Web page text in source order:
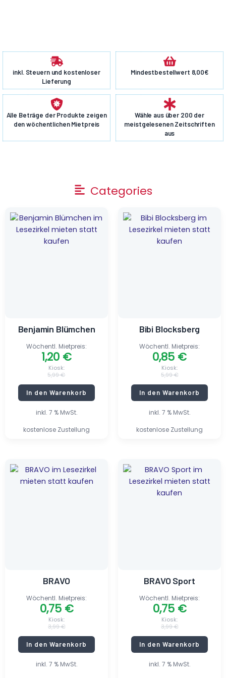
inkl. Steuern und kostenloser
Lieferung
Mindestbestellwert 8,00€
Alle Beträge der Produkte zeigen
den wöchentlichen Mietpreis
Wähle aus über 200 der
meistgelesenen Zeitschriften
aus
Main
Menu
Categories
inkl. 7 % MwSt.
kostenlose Zustellung
Benjamin Blümchen
Kiosk:
5,99€
Preis
war:
5,99 €
Wöchentl. Mietpreis:
1,20 €
Preis
ist:
1,20 €.
In den Warenkorb
inkl. 7 % MwSt.
kostenlose Zustellung
Bibi Blocksberg
Kiosk:
5,99€
Preis
war:
5,99 €
Wöchentl. Mietpreis:
0,85 €
Preis
ist:
0,85 €.
In den Warenkorb
inkl. 7 % MwSt.
BRAVO
Kiosk:
3,99€
Preis
war:
Wöchentl. Mietpreis:
0,75 €
Preis
ist:
In den Warenkorb
inkl. 7 % MwSt.
BRAVO Sport
Kiosk:
3,99€
Preis
war:
3,99 €
Wöchentl. Mietpreis:
0,75 €
Preis
ist:
0,75 €.
In den Warenkorb